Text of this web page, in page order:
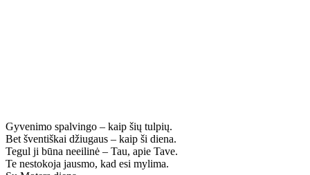
Gyvenimo spalvingo – kaip šių tulpių.
Bet šventiškai džiugaus – kaip ši diena.
Tegul ji būna neeilinė – Tau, apie Tave.
Te nestokoja jausmo, kad esi mylima.